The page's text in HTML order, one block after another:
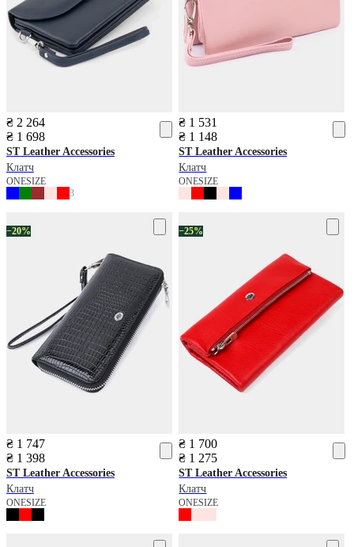
₴ 2 264
₴ 1 698
ST Leather Accessories
Клатч
ONESIZE
3
₴ 1 531
₴ 1 148
ST Leather Accessories
Клатч
ONESIZE
−20%
₴ 1 747
₴ 1 398
ST Leather Accessories
Клатч
ONESIZE
−25%
₴ 1 700
₴ 1 275
ST Leather Accessories
Клатч
ONESIZE